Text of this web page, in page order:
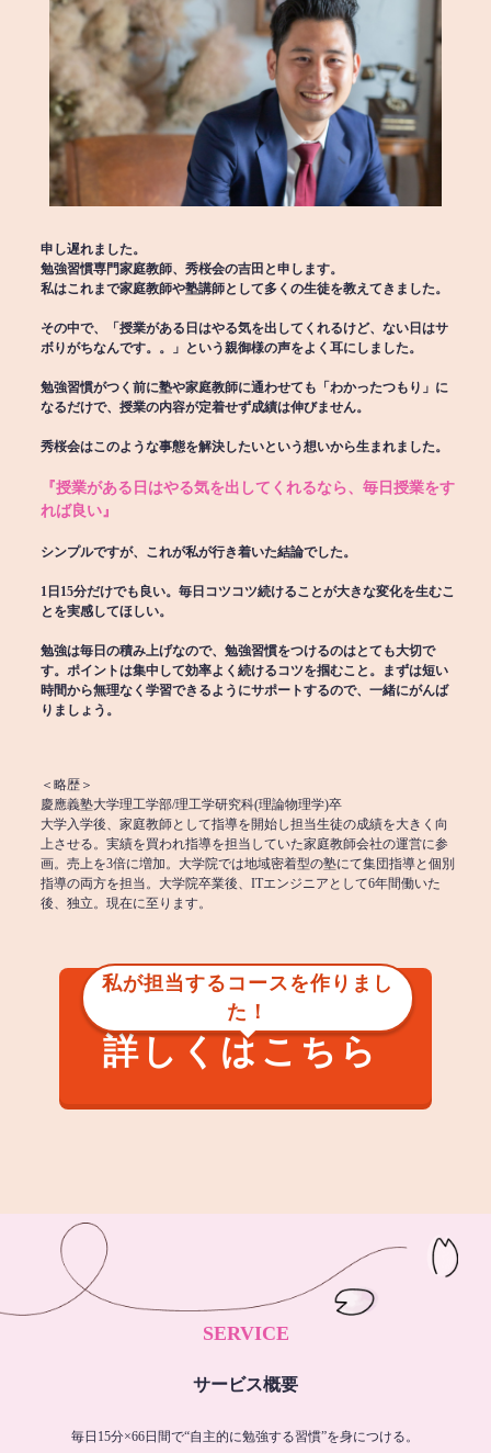
申し遅れました。
勉強習慣専門家庭教師、秀桜会の吉田と申します。
私はこれまで家庭教師や塾講師として多くの生徒を教えてきました。
その中で、「授業がある日はやる気を出してくれるけど、ない日はサ
ボりがちなんです。。」という親御様の声をよく耳にしました。
勉強習慣がつく前に塾や家庭教師に通わせても「わかったつもり」に
なるだけで、授業の内容が定着せず成績は伸びません。
秀桜会はこのような事態を解決したいという想いから生まれました。
『授業がある日はやる気を出してくれるなら、毎日授業をす
れば良い』
シンプルですが、これが私が行き着いた結論でした。
1日15分だけでも良い。毎日コツコツ続けることが大きな変化を生むこ
とを実感してほしい。
勉強は毎日の積み上げなので、勉強習慣をつけるのはとても大切で
す。ポイントは集中して効率よく続けるコツを掴むこと。まずは短い
時間から無理なく学習できるようにサポートするので、一緒にがんば
りましょう。
＜略歴＞
慶應義塾大学理工学部/理工学研究科(理論物理学)卒
大学入学後、家庭教師として指導を開始し担当生徒の成績を大きく向
上させる。実績を買われ指導を担当していた家庭教師会社の運営に参
画。売上を3倍に増加。大学院では地域密着型の塾にて集団指導と個別
指導の両方を担当。大学院卒業後、ITエンジニアとして6年間働いた
後、独立。現在に至ります。
私が担当するコースを作りまし
た！
詳しくはこちら
SERVICE
サービス概要
毎日15分×66日間で“自主的に勉強する習慣”を身につける。